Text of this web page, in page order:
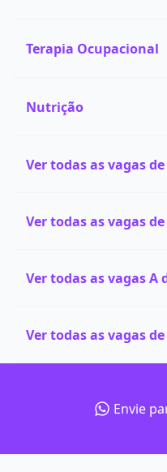
Terapia Ocupacional
Nutrição
Ver todas as vagas
Envie